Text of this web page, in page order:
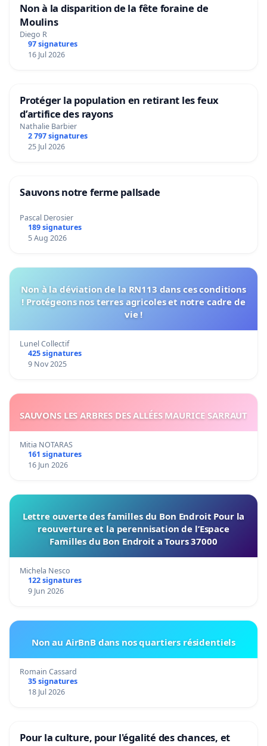
Non à la disparition de la fête foraine de
Moulins
Diego R
97 signatures
16 Jul 2026
Protéger la population en retirant les feux
d’artifice des rayons
Nathalie Barbier
2 797 signatures
25 Jul 2026
Sauvons notre ferme pallsade
Pascal Derosier
189 signatures
5 Aug 2026
Non à la déviation de la RN113 dans ces conditions
! Protégeons nos terres agricoles et notre cadre de
vie !
Lunel Collectif
425 signatures
9 Nov 2025
SAUVONS LES ARBRES DES ALLÉES MAURICE SARRAUT
Mitia NOTARAS
161 signatures
16 Jun 2026
Lettre ouverte des familles du Bon Endroit Pour la
reouverture et la perennisation de l’Espace
Familles du Bon Endroit a Tours 37000
Michela Nesco
122 signatures
9 Jun 2026
Non au AirBnB dans nos quartiers résidentiels
Romain Cassard
35 signatures
18 Jul 2026
Pour la culture, pour l'égalité des chances, et